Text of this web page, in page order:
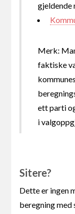
gjeldende
Merk:
faktiske
ett parti
i
Sitere?
Dette er ingen
beregning